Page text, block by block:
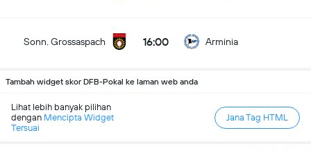
Sonn. Grossaspach 16:00 Arminia
Tambah widget skor DFB-Pokal ke laman web anda
Lihat lebih banyak pilihan
dengan Mencipta Widget
Tersuai
Jana Tag HTML